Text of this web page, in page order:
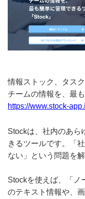
情報ストック、タス
チームの情報を、最
https://www.stock-
Stockは、社内のあら
きるツールです。「
ない」という問題を解
Stockを使えば、「ノ
のテキスト情報や、